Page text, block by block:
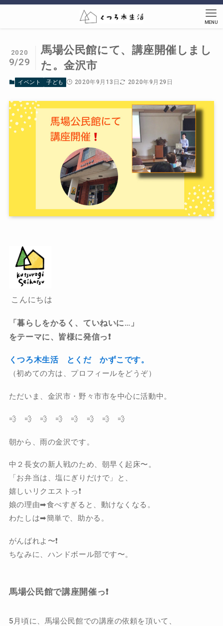
MENU
馬場公民館にて、講座開催しまし
た。金沢市
2020
9/29
イベント 子ども 2020年9月13日 2020年9月29日
こんにちは
「暮らしをかるく、ていねいに…」
をテーマに、皆様に発信っ❗️
くつろ木生活 とくだ かずこです。
（初めての方は、プロフィールをどうぞ）
ただいま、金沢市・野々市市を中心に活動中。
💨 💨 💨 💨 💨 💨 💨 💨
朝から、雨の金沢です。
中２長女の新人戦のため、朝早く起床〜。
「お弁当は、塩にぎりだけで」と、
嬉しいリクエストっ❗️
娘の理由➡︎食べすぎると、動けなくなる。
わたしは➡︎簡単で、助かる。
がんばれよ〜❗️
ちなみに、ハンドボール部です〜。
馬場公民館で講座開催っ❗️
5月頃に、馬場公民館での講座の依頼を頂いて、